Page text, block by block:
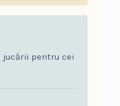
jucării pentru cei